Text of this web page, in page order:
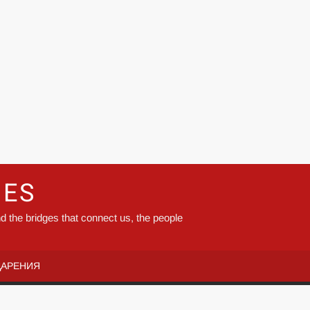
the bridges that connect us, the people